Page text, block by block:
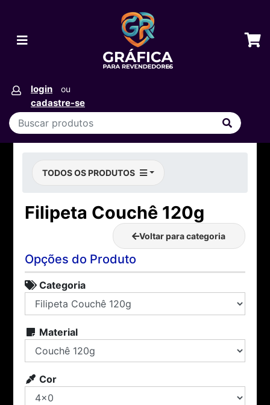
login ou
cadastre-se
TODOS OS PRODUTOS
Filipeta Couchê 120g
Voltar para categoria
Opções do Produto
Categoria
Material
Cor